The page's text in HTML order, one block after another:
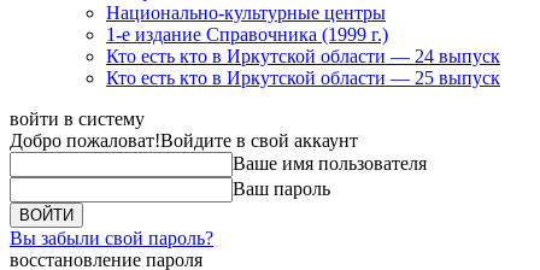
Национально-культурные центры
1-е издание Справочника (1999 г.)
Кто есть кто в Иркутской области — 24 выпуск
Кто есть кто в Иркутской области — 25 выпуск
войти в систему
Добро пожаловат!Войдите в свой аккаунт
Ваше имя пользователя
Ваш пароль
Вы забыли свой пароль?
восстановление пароля